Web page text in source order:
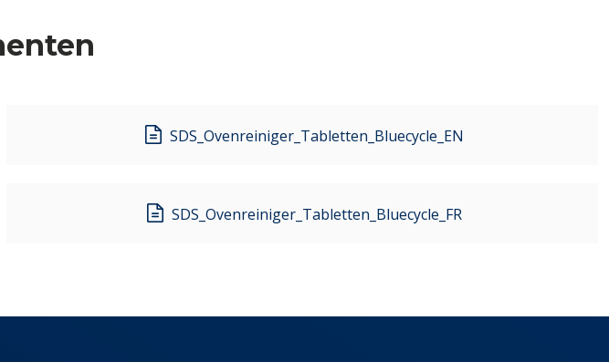
SDS_Ovenreiniger_Tabletten_Bluecycle_EN
SDS_Ovenreiniger_Tabletten_Bluecycle_FR